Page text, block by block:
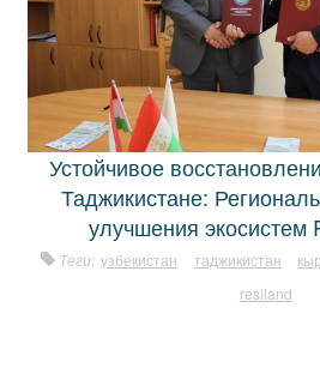
Устойчивое
Таджикистане:
улучшения экосистем
Теги: узбекистан таджикистан
resiland